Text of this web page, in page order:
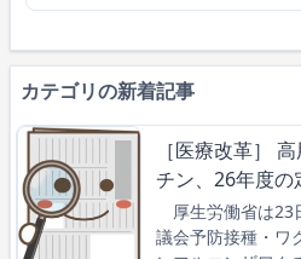
カテゴリの新着記事
［医療改革］
チン、26年度の
厚生労働省は23
議会予防接種・ワ